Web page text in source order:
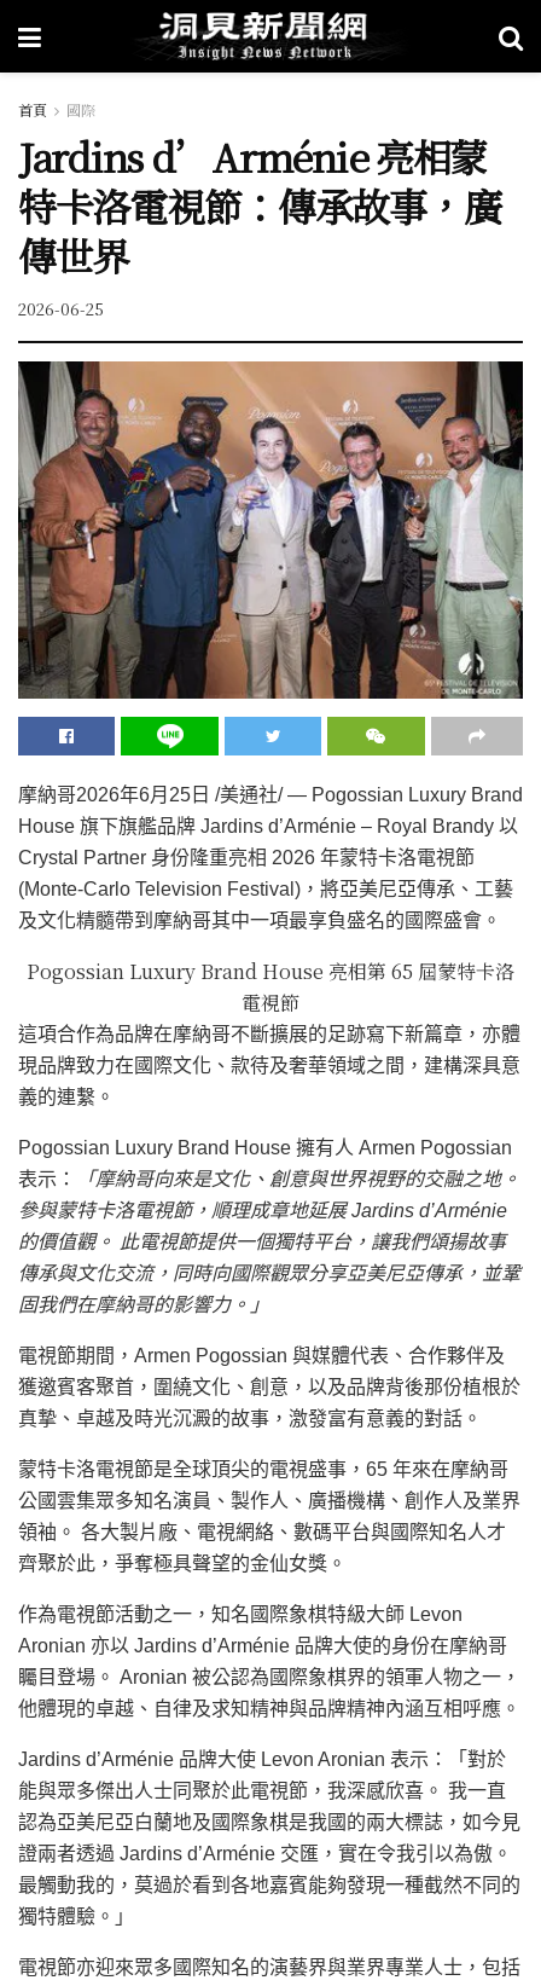
首頁 國際
Jardins d’Arménie 亮相蒙
特卡洛電視節：傳承故事，廣
傳世界
2026-06-25
摩納哥2026年6月25日 /美通社/ — Pogossian Luxury Brand
House 旗下旗艦品牌 Jardins d’Arménie – Royal Brandy 以
Crystal Partner 身份隆重亮相 2026 年蒙特卡洛電視節
(Monte-Carlo Television Festival)，將亞美尼亞傳承、工藝
及文化精髓帶到摩納哥其中一項最享負盛名的國際盛會。
Pogossian Luxury Brand House 亮相第 65 屆蒙特卡洛
電視節
這項合作為品牌在摩納哥不斷擴展的足跡寫下新篇章，亦體
現品牌致力在國際文化、款待及奢華領域之間，建構深具意
義的連繫。
Pogossian Luxury Brand House 擁有人 Armen Pogossian
表示：
「摩納哥向來是文化、創意與世界視野的交融之地。
參與蒙特卡洛電視節，順理成章地延展 Jardins d’Arménie
的價值觀。 此電視節提供一個獨特平台，讓我們頌揚故事
傳承與文化交流，同時向國際觀眾分享亞美尼亞傳承，並鞏
固我們在摩納哥的影響力。」
電視節期間，Armen Pogossian 與媒體代表、合作夥伴及
獲邀賓客聚首，圍繞文化、創意，以及品牌背後那份植根於
真摯、卓越及時光沉澱的故事，激發富有意義的對話。
蒙特卡洛電視節是全球頂尖的電視盛事，65 年來在摩納哥
公國雲集眾多知名演員、製作人、廣播機構、創作人及業界
領袖。 各大製片廠、電視網絡、數碼平台與國際知名人才
齊聚於此，爭奪極具聲望的金仙女獎。
作為電視節活動之一，知名國際象棋特級大師 Levon
Aronian 亦以 Jardins d’Arménie 品牌大使的身份在摩納哥
矚目登場。 Aronian 被公認為國際象棋界的領軍人物之一，
他體現的卓越、自律及求知精神與品牌精神內涵互相呼應。
Jardins d’Arménie 品牌大使 Levon Aronian 表示：「對於
能與眾多傑出人士同聚於此電視節，我深感欣喜。 我一直
認為亞美尼亞白蘭地及國際象棋是我國的兩大標誌，如今見
證兩者透過 Jardins d’Arménie 交匯，實在令我引以為傲。
最觸動我的，莫過於看到各地嘉賓能夠發現一種截然不同的
獨特體驗。」
電視節亦迎來眾多國際知名的演藝界與業界專業人士，包括